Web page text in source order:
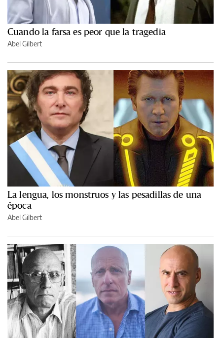
Cuando la farsa es peor que la tragedia
Abel Gilbert
La lengua, los monstruos y las pesadillas de una
época
Abel Gilbert